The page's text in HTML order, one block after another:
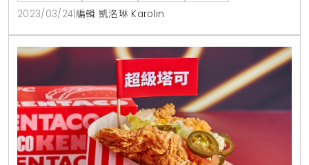
典口感的「40457四塊上校雞塊」也買一送一，以及味
道香濃的「40458 大杯玉米濃湯」也是買一送一，就
是要在補班日約吃肯德基。此外，肯德基「XL超豪肯！
買多送多」多人團購優惠，只要購買指定品項及數量
2023/03/24 編輯 凱洛琳 Karolin